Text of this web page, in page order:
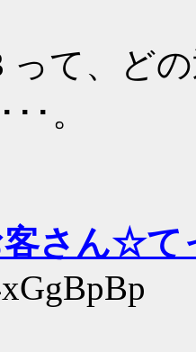
って、ど
･。
客さん☆て